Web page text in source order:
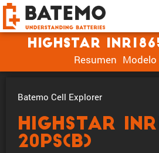
Highstar
Resumen Modelo
Batemo Cell Explorer
Highstar
20PS(B)